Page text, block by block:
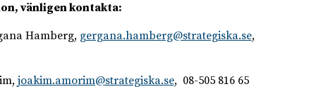
vänligen kontakta:
Hamberg, gergana.hamberg@strategiska.se,
joakim.amorim@strategiska.se, 08-505 816 65